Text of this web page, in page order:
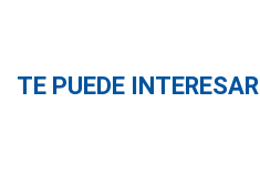
TE PUEDE INTERESAR